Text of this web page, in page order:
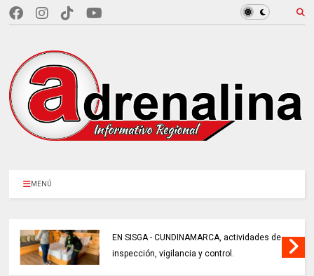
MENÚ
EN SISGA - CUNDINAMARCA, actividades de
inspección, vigilancia y control.